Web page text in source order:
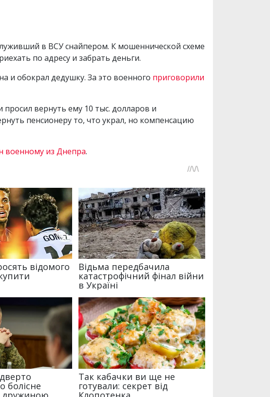
в ВСУ снайпером. К мошеннической схеме
по адресу и забрать деньги.
и обокрал дедушку. За это военного приговорили
вернуть ему 10 тыс. долларов и
пенсионеру то, что украл, но компенсацию
военному из Днепра.